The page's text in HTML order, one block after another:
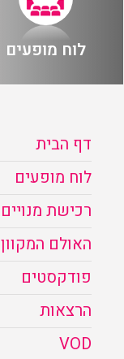
לוח מופעים
דף הבית
לוח מופעים
רכישת מנויים
האולם המקוון
פודקסטים
הרצאות
VOD